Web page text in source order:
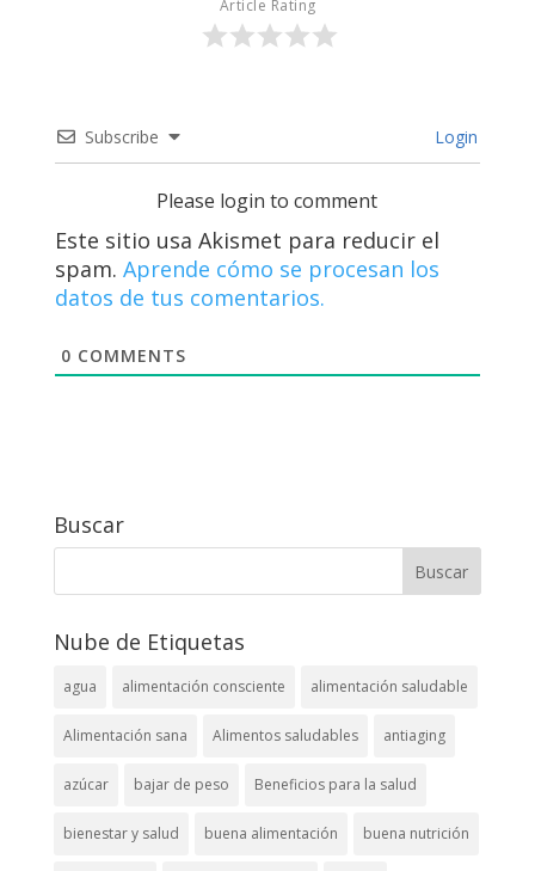
Article Rating
Subscribe Login
Please login to comment
Este sitio usa Akismet para reducir el
spam. Aprende cómo se procesan los
datos de tus comentarios.
0 COMMENTS
Buscar
Nube de Etiquetas
agua alimentación consciente alimentación saludable
Alimentación sana Alimentos saludables antiaging
azúcar bajar de peso Beneficios para la salud
bienestar y salud buena alimentación buena nutrición